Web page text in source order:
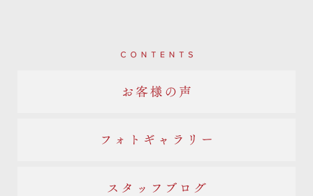
Contents
お客様の声
フォトギャラリー
スタッフブログ